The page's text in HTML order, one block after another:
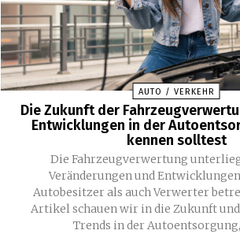
AUTO / VERKEHR
Die Zukunft der
Entwicklungen in der
kennen solltest
Die Fahrzeugverwertung
Veränderungen und
Autobesitzer als auch Verwerter
Artikel schauen wir in die Zukunft
Trends in der